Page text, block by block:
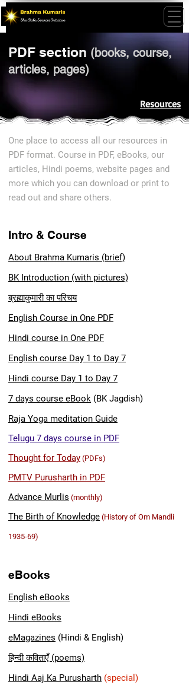
PDF section (books, course,
articles, pages)
Resources
One place to access all our resources in
PDF format. Course in PDF, eBooks, our
articles, Hindi poems, website pages and
more which you can download or print to
read out and share others.
Intro & Course
About Brahma Kumaris (brief)
BK Introduction (with pictures)
ब्रह्माकुमारी का परिचय
English Course in One PDF
Hindi course in One PDF
English course Day 1 to Day 7
Hindi course Day 1 to Day 7
7 days course eBook (BK Jagdish)
Raja Yoga meditation Guide
Telugu 7 days course in PDF
Thought for Today (PDFs)
PMTV Purusharth in PDF
Advance Murlis (monthly)
The Birth of Knowledge (History of Om Mandli
1935-69)
eBooks
English eBooks
Hindi eBooks
eMagazines (Hindi & English)
हिन्दी कविताएँ (poems)
Hindi Aaj Ka Purusharth (special)